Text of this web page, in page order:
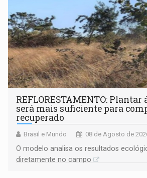
REFLORESTAMENTO:
será mais suficiente para
recuperado
Brasil e Mundo 08 de Agosto de
O modelo analisa os resultados
diretamente no campo